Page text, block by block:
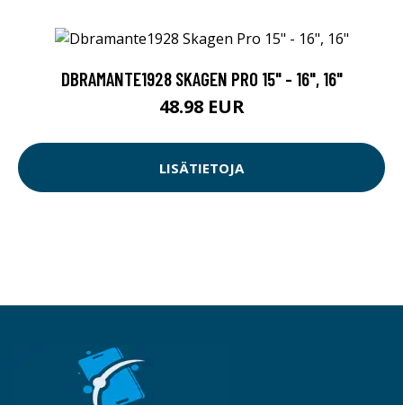
DBRAMANTE1928 SKAGEN PRO 15" - 16", 16"
48.98 EUR
LISÄTIETOJA